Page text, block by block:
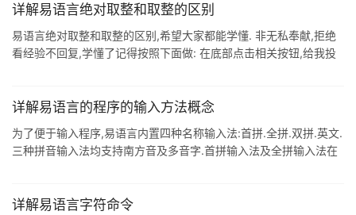
函数 我们输入取整() 3.发现这个函数只有一个参数 4.我们输入这个
输出(取整(1.789)) 6.运行看看结果 结果为1 非常正确 成功了 总结:
感谢大家对
详解易语言绝对取整和取整的区别
易语言绝对取整和取整的区别,希望大家都能学懂. 非无私奉献,拒绝
看经验不回复,学懂了记得按照下面做: 在底部点击相关按钮,给我投
整() 展开看看 发现只有一个参数 3.在输入取整() 展开看看 发现还是
都设为-7.8 5.我们在输入调试输出 用法如图所示 6.然后运行 通过结
果发现 绝对取整
详解易语言的程序的输入方法概念
为了便于输入程序,易语言内置四种名称输入法:首拼.全拼.双拼.英文.
三种拼音输入法均支持南方音及多音字.首拼输入法及全拼输入法在
提供的双拼输入法一致.例如:欲输入"取整 (1.23)"语句,各种输入法的
详解易语言字符命令